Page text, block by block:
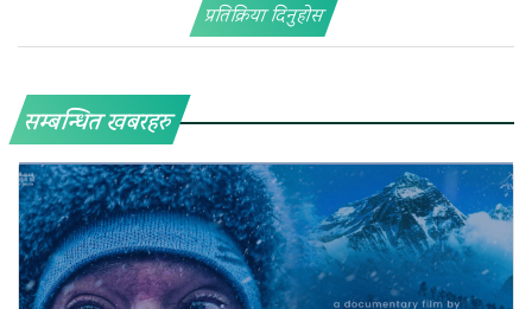
प्रतिक्रिया दिनुहोस
सम्बन्धित खबरहरु